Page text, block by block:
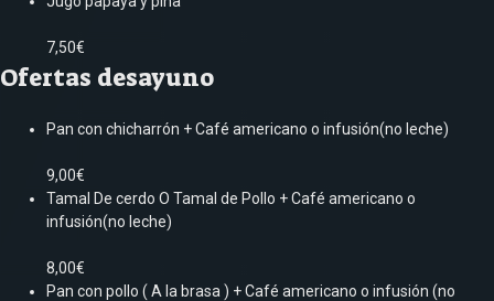
7,50€
Ofertas desayuno
Pan con chicharrón + Café americano o infusión(no leche)
9,00€
Tamal De cerdo O Tamal de Pollo + Café americano o
infusión(no leche)
8,00€
Pan con pollo ( A la brasa ) + Café americano o infusión (no